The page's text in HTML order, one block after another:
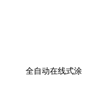
全自动在线式涂